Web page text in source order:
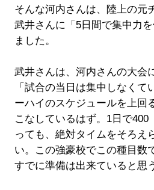
そんな河内さんは、陸上の元
武井さんに「5日間で集中力
ました。
武井さんは、河内さんの大会
「試合の当日は集中しなくて
ーハイのスケジュールを上回
こなしているはず。1日で400
っても、絶対タイムをそろえ
い。この強豪校でこの種目数
すでに準備は出来ていると思